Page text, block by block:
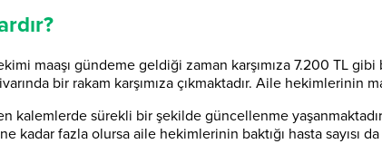
maaşı gündeme geldiği zaman karşımıza 7.200 TL
bir rakam karşımıza çıkmaktadır. Aile
kalemlerde sürekli bir şekilde güncellenme
kadar fazla olursa aile hekimlerinin baktığı hasta sayısı